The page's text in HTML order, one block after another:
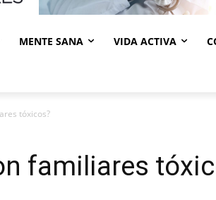
MENTE SANA VIDA ACTIVA
tóxicos?
familiares